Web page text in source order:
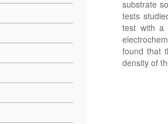
substrate
tests
test with a
found that
density of